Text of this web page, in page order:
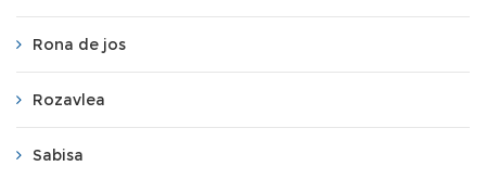
Rona de jos
Rozavlea
Sabisa